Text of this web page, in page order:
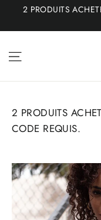
Passer2 PRODUITS
2 PRODUITS
CODE REQUIS.